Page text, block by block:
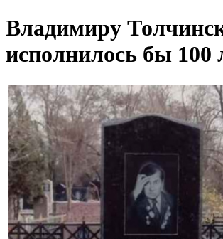
Владимиру
исполнилось бы 100